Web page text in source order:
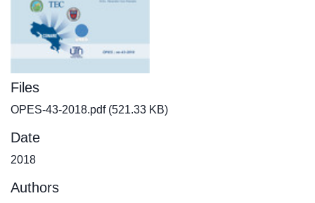
Files
OPES-43-2018.pdf(521.33 KB)
Date
2018
Authors